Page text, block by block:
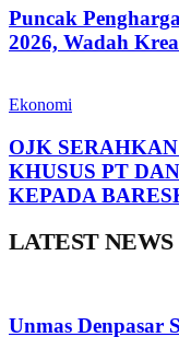
Puncak
2026, Wadah
Ekonomi
OJK
KHUSUS PT
KEPADA
LATEST NEWS
Unmas Denpasar